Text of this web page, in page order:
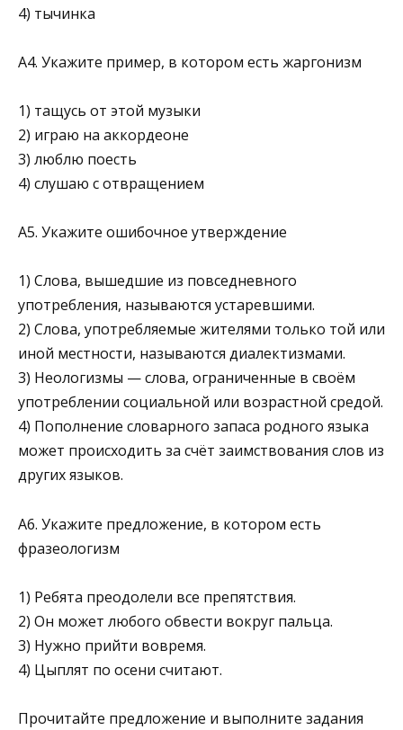
4) тычинка
А4. Укажите пример, в котором есть жаргонизм
1) тащусь от этой музыки
2) играю на аккордеоне
3) люблю поесть
4) слушаю с отвращением
А5. Укажите ошибочное утверждение
1) Слова, вышедшие из повседневного
употребления, называются устаревшими.
2) Слова, употребляемые жителями только той или
иной местности, называются диа­лектизмами.
3) Неологизмы — слова, ограниченные в своём
употреблении социальной или возраст­ной средой.
4) Пополнение словарного запаса родного языка
может происходить за счёт заимство­вания слов из
других языков.
А6. Укажите предложение, в котором есть
фразеологизм
1) Ребята преодолели все препятствия.
2) Он может любого обвести вокруг пальца.
3) Нужно прийти вовремя.
4) Цыплят по осени считают.
Прочитайте предложение и выполните задания